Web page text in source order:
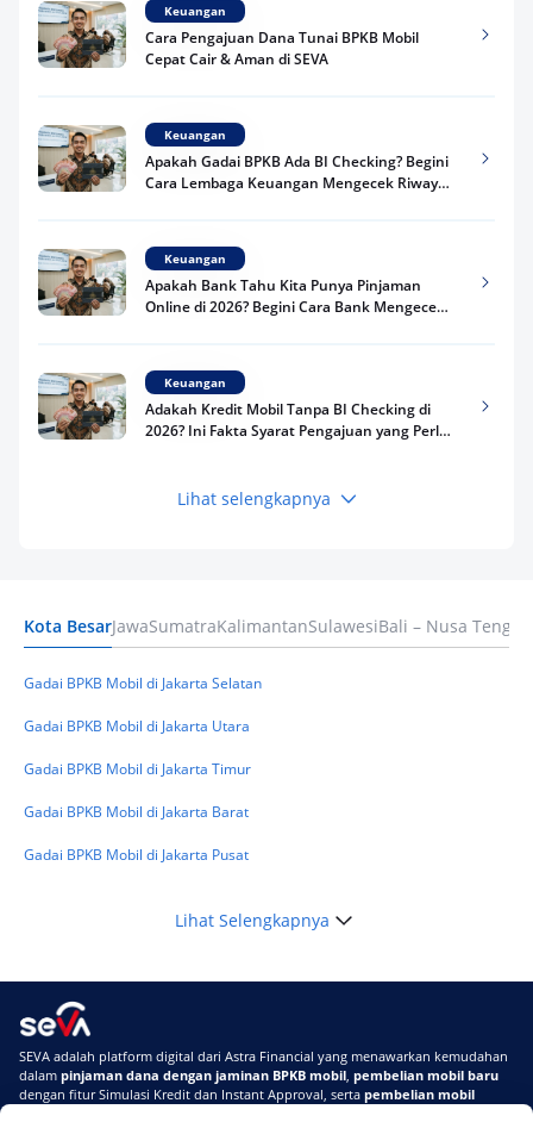
Keuangan
Cara Pengajuan Dana Tunai BPKB Mobil
Cepat Cair & Aman di SEVA
Keuangan
Apakah Gadai BPKB Ada BI Checking? Begini
Cara Lembaga Keuangan Mengecek Riwayat
Keuangan
Apakah Bank Tahu Kita Punya Pinjaman
Online di 2026? Begini Cara Bank Mengecek
Keuangan
Adakah Kredit Mobil Tanpa BI Checking di
2026? Ini Fakta Syarat Pengajuan yang Perlu
Keuangan
Keuangan
Masuk BI Checking? Simak Peraturan
Lihat selengkapnya
Kota BesarJawaSumatraKalimantanSulawesiBali – Nusa
Gadai BPKB Mobil di Jakarta Selatan
Gadai BPKB Mobil di Jakarta Utara
Gadai BPKB Mobil di Jakarta Timur
Gadai BPKB Mobil di Jakarta Barat
Gadai BPKB Mobil di Jakarta Pusat
Lihat Selengkapnya
SEVA adalah platform digital dari Astra Financial yang menawarkan kemudahan
dalam pinjaman dana dengan jaminan BPKB mobil, pembelian mobil baru
dengan fitur Simulasi Kredit dan Instant Approval, serta pembelian mobil